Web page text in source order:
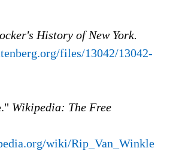
History of New York.
files/13042/13042-
Wikipedia: The Free
wiki/Rip_Van_Winkle